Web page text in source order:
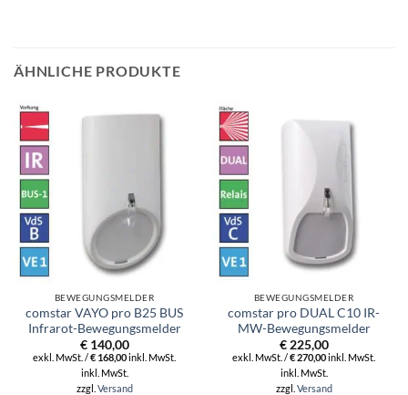
ÄHNLICHE PRODUKTE
BEWEGUNGSMELDER
comstar VAYO pro B25 BUS
Infrarot-Bewegungsmelder
€140,00
exkl. MwSt. /€ 168,00inkl. MwSt.
inkl. MwSt.
zzgl. Versand
BEWEGUNGSMELDER
comstar pro DUAL C10 IR-
MW-Bewegungsmelder
€225,00
exkl. MwSt. /€270,00inkl. MwSt.
inkl. MwSt.
zzgl. Versand